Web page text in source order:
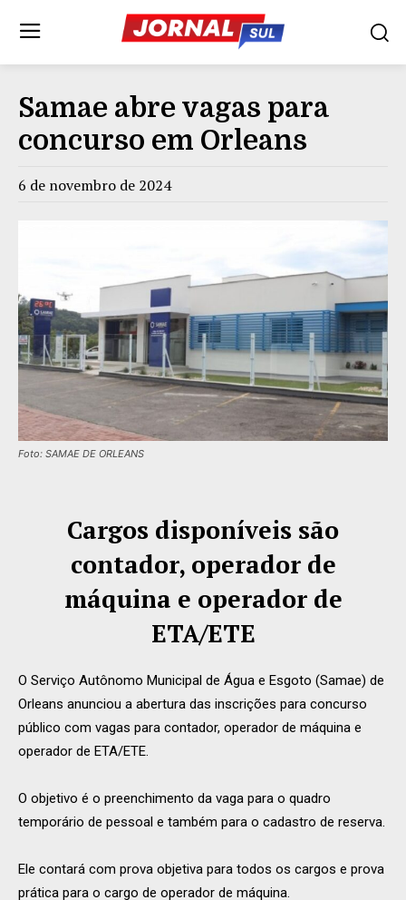
Samae abre vagas para
concurso em Orleans
6 de novembro de 2024
Foto: SAMAE DE ORLEANS
Cargos disponíveis são
contador, operador de
máquina e operador de
ETA/ETE
O Serviço Autônomo Municipal de Água e Esgoto (Samae) de
Orleans anunciou a abertura das inscrições para concurso
público com vagas para contador, operador de máquina e
operador de ETA/ETE.
O objetivo é o preenchimento da vaga para o quadro
temporário de pessoal e também para o cadastro de reserva.
Ele contará com prova objetiva para todos os cargos e prova
prática para o cargo de operador de máquina.